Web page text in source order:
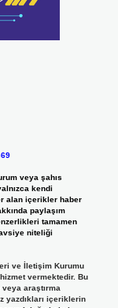
veya şahıs
kendi
alan içerikler haber
paylaşım
tamamen
niteliği
ve İletişim Kurumu
vermektedir. Bu
araştırma
yazdıkları içeriklerin